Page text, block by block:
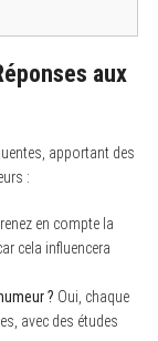
aux
apportant des
:
en compte la
cela influencera
? Oui, chaque
avec des études